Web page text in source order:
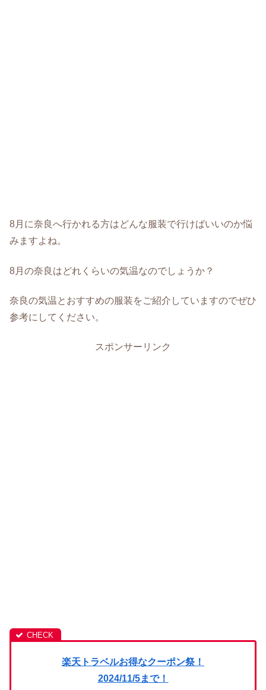
8月に奈良へ行かれる方はどんな服装で行けばいいのか悩
みますよね。
8月の奈良はどれくらいの気温なのでしょうか？
奈良の気温とおすすめの服装をご紹介していますのでぜひ
参考にしてください。
スポンサーリンク
楽天トラベルお得なクーポン祭！
2024/11/5まで！